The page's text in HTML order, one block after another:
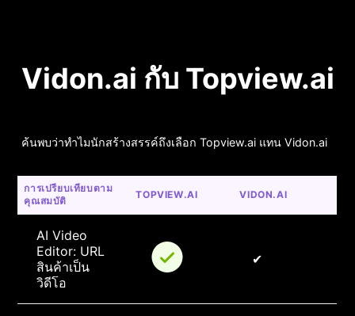
Vidon.ai กับ Topview.ai
ค้นพบว่าทำไมนักสร้างสรรค์ถึงเลือก Topview.ai แทน Vidon.ai
การเปรียบเทียบตาม
คุณสมบัติ
TOPVIEW.AI VIDON.AI
AI Video
Editor: URL
สินค้าเป็น
วิดีโอ
✔